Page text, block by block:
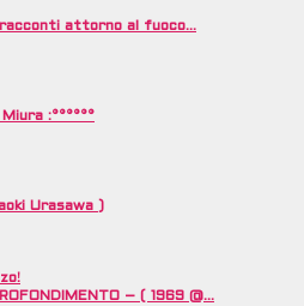
racconti attorno al fuoco…
:°°°°°°
Urasawa )
– ( 1969 @…